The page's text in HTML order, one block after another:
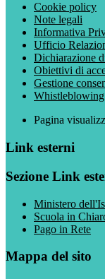
Cookie policy
Note legali
Informativa
Ufficio
Dichiarazione
Obiettivi di
Gestione
Whistleblowing
Pagina
Link esterni
Sezione Link
Ministero
Scuola in
Pago in Rete
Mappa del sito